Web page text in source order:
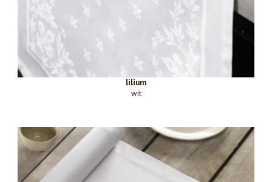
lilium
wit